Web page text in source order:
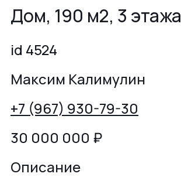
Дом, 190 м2, 3 этажа
id 4524
Максим Калимулин
+7 (967) 930-79-30
30 000 000 ₽
Описание